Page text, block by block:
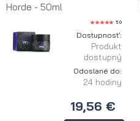
Horde - 50ml
5.0
Dostupnosť:
Produkt
dostupný
Odoslané do:
24 hodiny
19,56 €